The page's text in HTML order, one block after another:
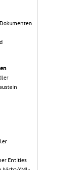
Entities